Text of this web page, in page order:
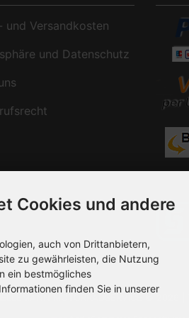
und Versandkosten
und Datenschutz
Cookies und andere
auch von Drittanbietern,
zu gewährleisten, die Nutzung
ein bestmögliches
finden Sie in unserer